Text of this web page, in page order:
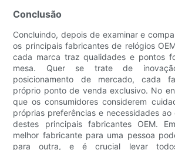
Conclusão
Concluindo, depois de examinar e
os principais fabricantes de relógios
cada marca traz qualidades e pontos
mesa. Quer se trate de
posicionamento de mercado, cada
próprio ponto de venda exclusivo. No
que os consumidores considerem
próprias preferências e necessidades ao
destes principais fabricantes OEM.
melhor fabricante para uma pessoa
para outra, e é crucial levar